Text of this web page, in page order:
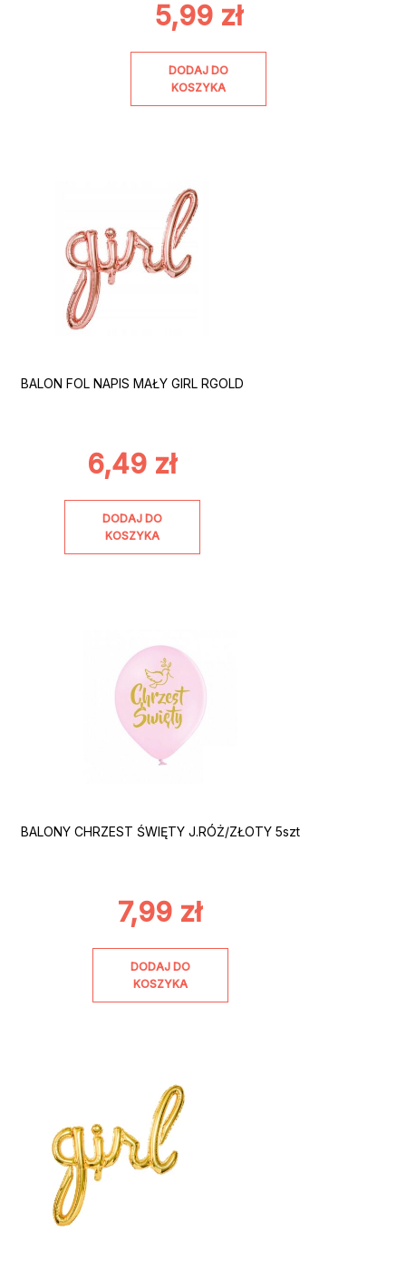
5,99 zł
DODAJ DO
KOSZYKA
BALON FOL NAPIS MAŁY GIRL RGOLD
6,49 zł
DODAJ DO
KOSZYKA
BALONY CHRZEST ŚWIĘTY J.RÓŻ/ZŁOTY 5szt
7,99 zł
DODAJ DO
KOSZYKA